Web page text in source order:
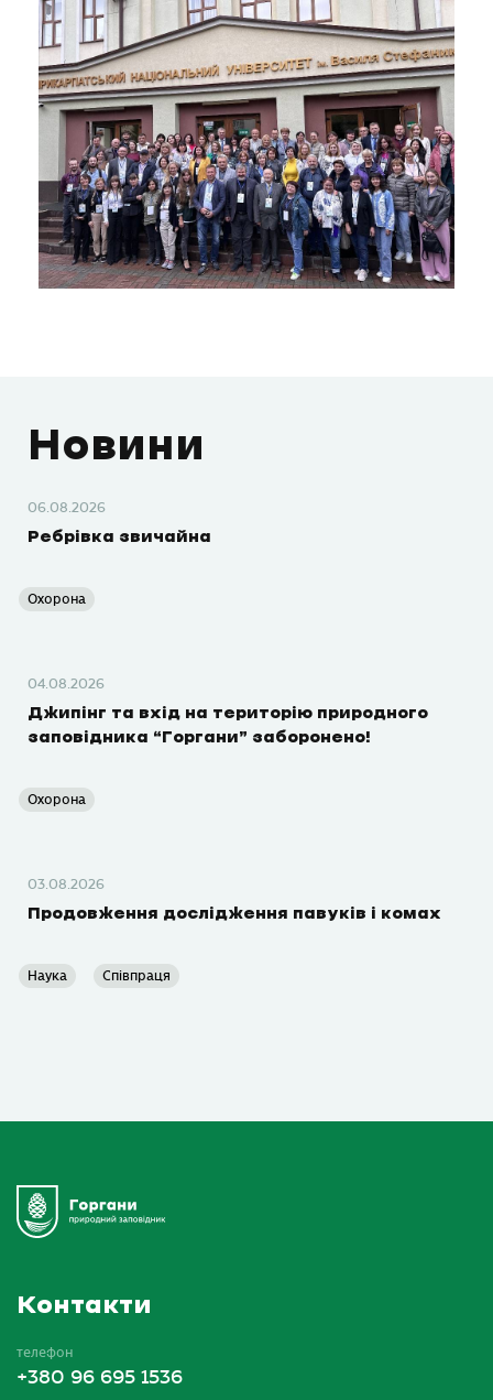
Новини
06.08.2026
Ребрівка звичайна
Охорона
04.08.2026
Джипінг та вхід на територію природного
заповідника “Горгани” заборонено!
Охорона
03.08.2026
Продовження дослідження павуків і комах
Наука Співпраця
Контакти
телефон
+380 96 695 1536